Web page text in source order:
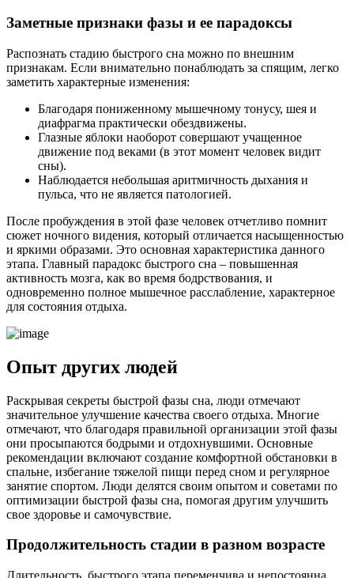
Заметные признаки фазы и ее парадоксы
Распознать стадию быстрого сна можно по внешним
признакам. Если внимательно понаблюдать за спящим, легко
заметить характерные изменения:
Благодаря пониженному мышечному тонусу, шея и
диафрагма практически обездвижены.
Глазные яблоки наоборот совершают учащенное
движение под веками (в этот момент человек видит
сны).
Наблюдается небольшая аритмичность дыхания и
пульса, что не является патологией.
После пробуждения в этой фазе человек отчетливо помнит
сюжет ночного видения, который отличается насыщенностью
и яркими образами. Это основная характеристика данного
этапа. Главный парадокс быстрого сна – повышенная
активность мозга, как во время бодрствования, и
одновременно полное мышечное расслабление, характерное
для состояния отдыха.
Опыт других людей
Раскрывая секреты быстрой фазы сна, люди отмечают
значительное улучшение качества своего отдыха. Многие
отмечают, что благодаря правильной организации этой фазы
они просыпаются бодрыми и отдохнувшими. Основные
рекомендации включают создание комфортной обстановки в
спальне, избегание тяжелой пищи перед сном и регулярное
занятие спортом. Люди делятся своим опытом и советами по
оптимизации быстрой фазы сна, помогая другим улучшить
свое здоровье и самочувствие.
Продолжительность стадии в разном возрасте